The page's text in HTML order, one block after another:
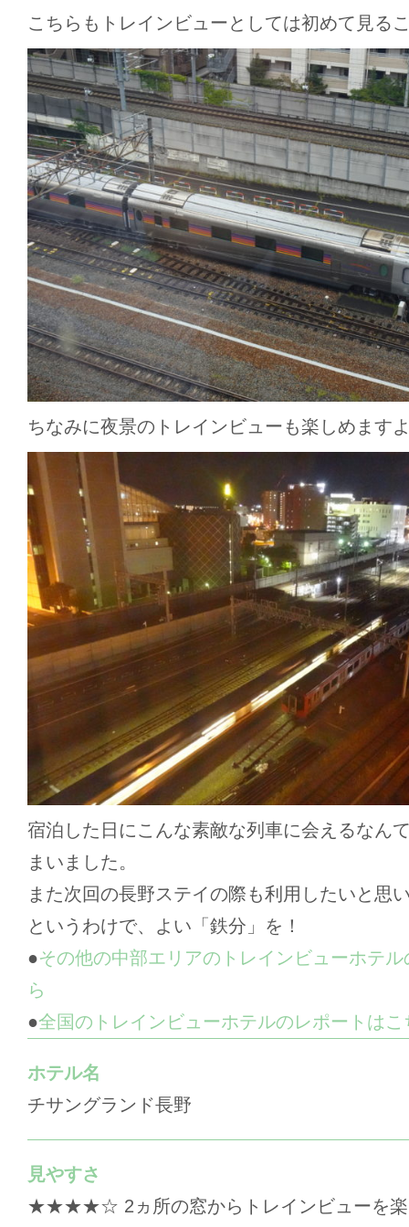
こちらもトレインビューとしては初めて見る
ちなみに夜景のトレインビューも楽しめます
宿泊した日にこんな素敵な列車に会えるなん
まいました。
また次回の長野ステイの際も利用したいと思
というわけで、よい「鉄分」を！
●その他の中部エリアのトレインビューホテ
ら
●全国のトレインビューホテルのレポートはこ
ホテル名
チサングランド長野
見やすさ
★★★★☆ 2ヵ所の窓からトレインビューを楽